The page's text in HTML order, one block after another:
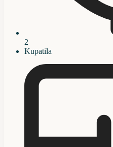
2
Kupatila